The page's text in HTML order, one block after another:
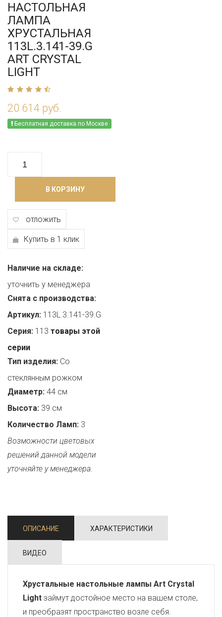
НАСТОЛЬНАЯ
ЛАМПА
ХРУСТАЛЬНАЯ
113L.3.141-39.G
ART CRYSTAL
LIGHT
20 614 руб.
Бесплатная доставка по Москве
В КОРЗИНУ
отложить
Купить в 1 клик
Наличие на складе:
уточнить у менеджера
Снята с производства:
Артикул: 113L.3.141-39.G
Серия: 113 товары этой
серии
Тип изделия: Со
стеклянным рожком
Диаметр: 44 см
Высота: 39 см
Количество Ламп: 3
Возможности цветовых
решений данной модели
уточняйте у менеджера.
ОПИСАНИЕ ХАРАКТЕРИСТИКИ
ВИДЕО
Хрустальные настольные лампы Art Crystal
Light займут достойное место на вашем столе,
и преобразят пространство возле себя.